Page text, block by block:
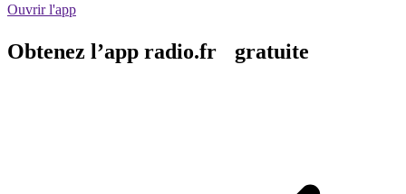
Ouvrir l'app
Obtenez l’app radio.fr gratuite